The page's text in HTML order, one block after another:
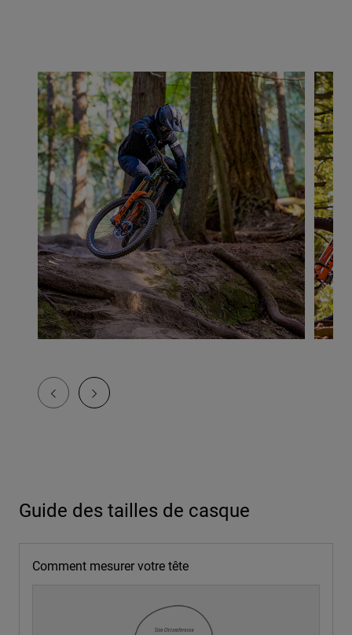
Guide des tailles de casque
Comment mesurer votre tête